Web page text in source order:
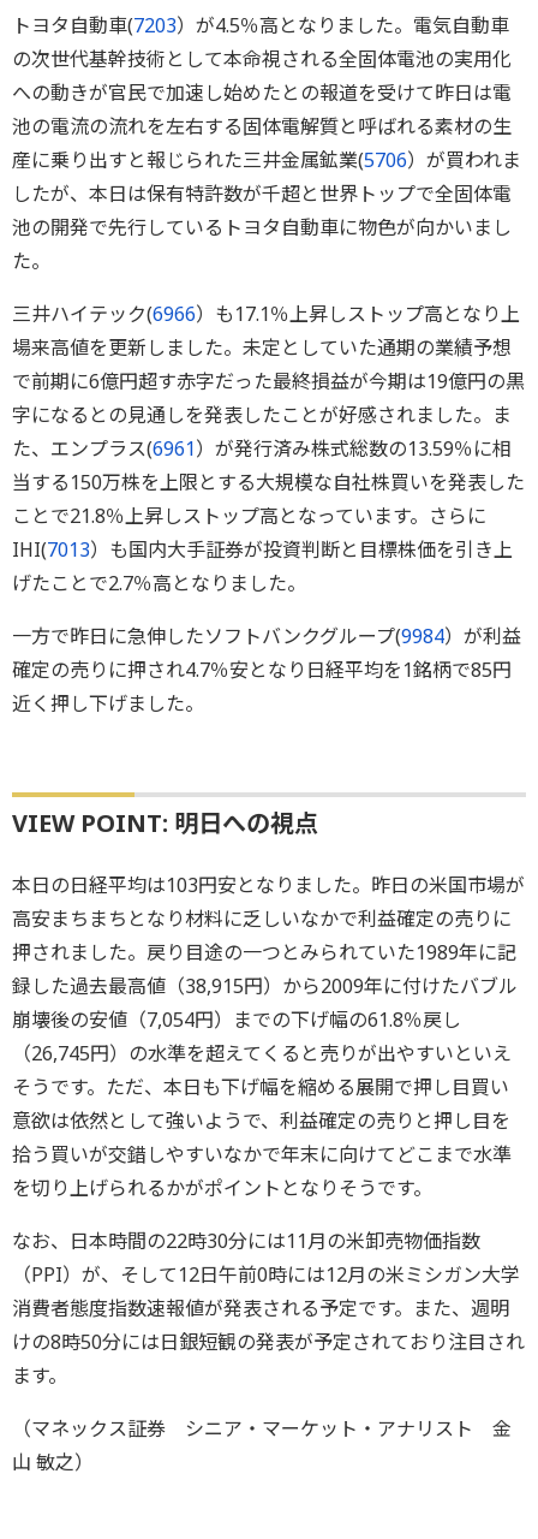
トヨタ自動車(7203）が4.5％高となりました。電気自動車
の次世代基幹技術として本命視される全固体電池の実用化
への動きが官民で加速し始めたとの報道を受けて昨日は電
池の電流の流れを左右する固体電解質と呼ばれる素材の生
産に乗り出すと報じられた三井金属鉱業(5706）が買われま
したが、本日は保有特許数が千超と世界トップで全固体電
池の開発で先行しているトヨタ自動車に物色が向かいまし
た。
三井ハイテック(6966）も17.1％上昇しストップ高となり上
場来高値を更新しました。未定としていた通期の業績予想
で前期に6億円超す赤字だった最終損益が今期は19億円の黒
字になるとの見通しを発表したことが好感されました。ま
た、エンプラス(6961）が発行済み株式総数の13.59％に相
当する150万株を上限とする大規模な自社株買いを発表した
ことで21.8％上昇しストップ高となっています。さらに
IHI(7013）も国内大手証券が投資判断と目標株価を引き上
げたことで2.7％高となりました。
一方で昨日に急伸したソフトバンクグループ(9984）が利益
確定の売りに押され4.7％安となり日経平均を1銘柄で85円
近く押し下げました。
VIEW POINT: 明日への視点
本日の日経平均は103円安となりました。昨日の米国市場が
高安まちまちとなり材料に乏しいなかで利益確定の売りに
押されました。戻り目途の一つとみられていた1989年に記
録した過去最高値（38,915円）から2009年に付けたバブル
崩壊後の安値（7,054円）までの下げ幅の61.8％戻し
（26,745円）の水準を超えてくると売りが出やすいといえ
そうです。ただ、本日も下げ幅を縮める展開で押し目買い
意欲は依然として強いようで、利益確定の売りと押し目を
拾う買いが交錯しやすいなかで年末に向けてどこまで水準
を切り上げられるかがポイントとなりそうです。
なお、日本時間の22時30分には11月の米卸売物価指数
（PPI）が、そして12日午前0時には12月の米ミシガン大学
消費者態度指数速報値が発表される予定です。また、週明
けの8時50分には日銀短観の発表が予定されており注目され
ます。
（マネックス証券 シニア・マーケット・アナリスト 金
山 敏之）